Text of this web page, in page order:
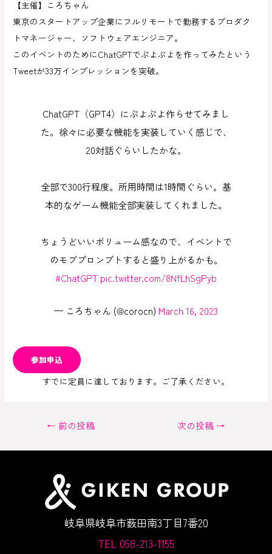
【主催】ころちゃん
東京のスタートアップ企業にフルリモートで勤務するプロダク
トマネージャー、ソフトウェアエンジニア。
このイベントのためにChatGPTでぷよぷよを作ってみたという
Tweetが33万インプレッションを突破。
ChatGPT（GPT4）にぷよぷよ作らせてみまし
た。徐々に必要な機能を実装していく感じで、
20対話ぐらいしたかな。
全部で300行程度。所用時間は1時間ぐらい。基
本的なゲーム機能全部実装してくれました。
ちょうどいいボリューム感なので、イベントで
のモブプロンプトすると盛り上がるかも。
#ChatGPT pic.twitter.com/8NfLhSgPyb
— ころちゃん (@corocn) March 16, 2023
参加申込
すでに定員に達しております。ご了承ください。
ナ
← 前の投稿 次の投稿 →
岐阜県岐阜市薮田南3丁目7番20
TEL 058-213-1155